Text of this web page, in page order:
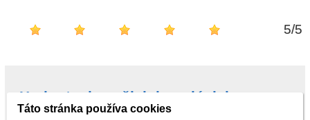
5/5
Hodnotenie našich kupujúcich na
Táto stránka používa cookies